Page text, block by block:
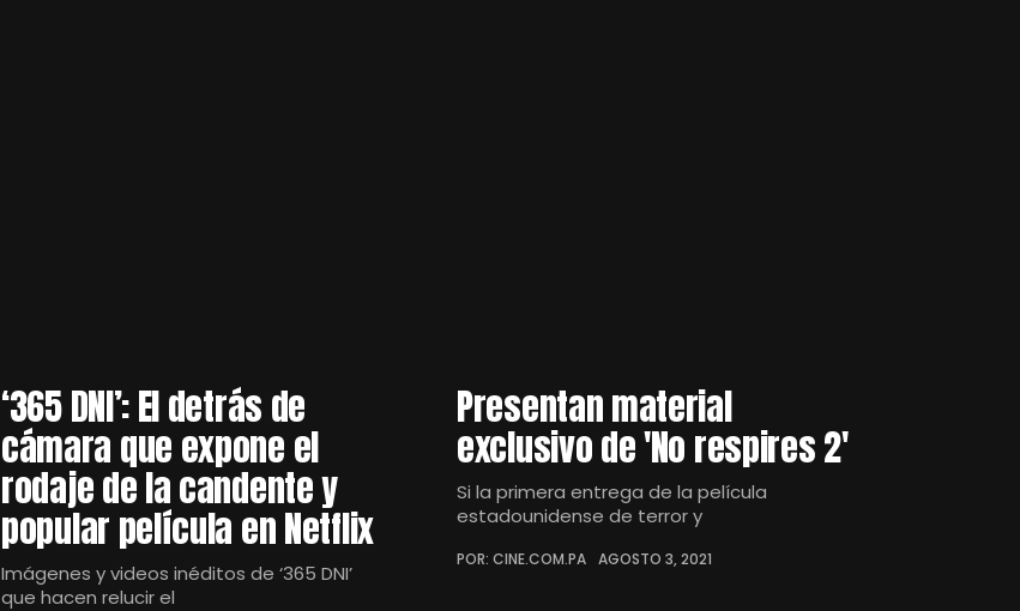
‘365 DNI’: El detrás de
cámara que expone el
rodaje de la candente y
popular película en Netflix
Imágenes y videos inéditos de ‘365 DNI’
que hacen relucir el
Presentan material
exclusivo de 'No respires 2'
Si la primera entrega de la película
estadounidense de terror y
POR: CINE.COM.PA AGOSTO 3, 2021